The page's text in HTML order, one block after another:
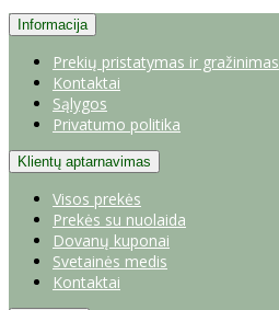
Informacija
Prekių pristatymas ir gražinimas
Kontaktai
Sąlygos
Privatumo politika
Klientų aptarnavimas
Visos prekės
Prekės su nuolaida
Dovanų kuponai
Svetainės medis
Kontaktai